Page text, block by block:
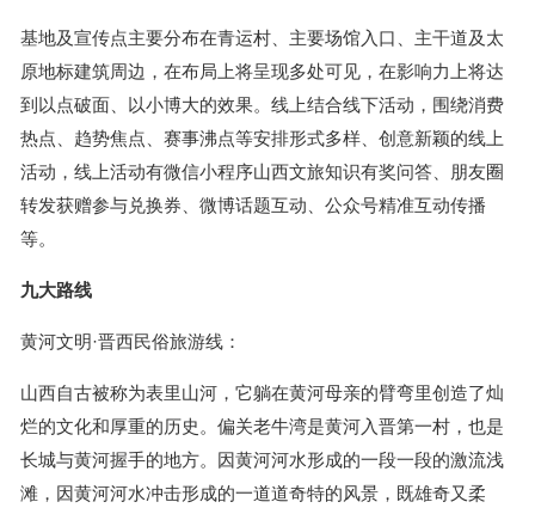
基地及宣传点主要分布在青运村、主要场馆入口、主干道及太
原地标建筑周边，在布局上将呈现多处可见，在影响力上将达
到以点破面、以小博大的效果。线上结合线下活动，围绕消费
热点、趋势焦点、赛事沸点等安排形式多样、创意新颖的线上
活动，线上活动有微信小程序山西文旅知识有奖问答、朋友圈
转发获赠参与兑换券、微博话题互动、公众号精准互动传播
等。
九大路线
黄河文明·晋西民俗旅游线：
山西自古被称为表里山河，它躺在黄河母亲的臂弯里创造了灿
烂的文化和厚重的历史。偏关老牛湾是黄河入晋第一村，也是
长城与黄河握手的地方。因黄河河水形成的一段一段的激流浅
滩，因黄河河水冲击形成的一道道奇特的风景，既雄奇又柔